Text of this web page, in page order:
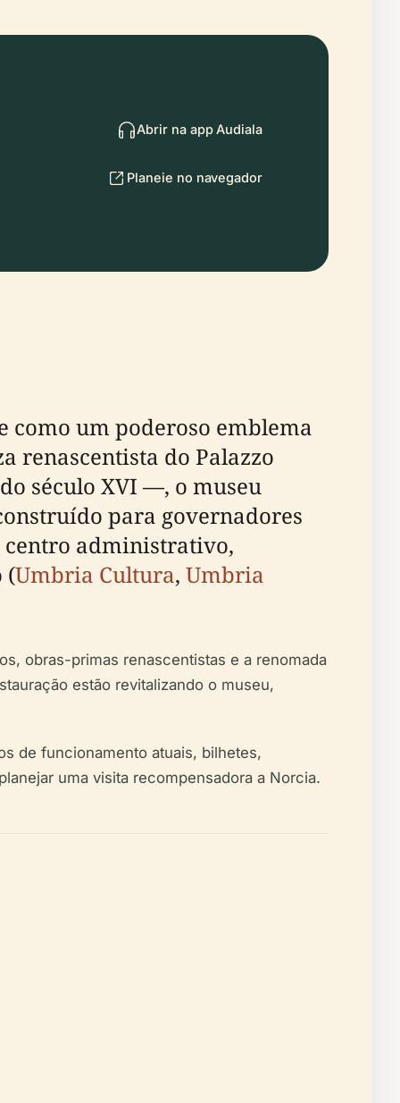
Abrir na app Audiala
Planeie no navegador
como um poderoso emblema
renascentista do Palazzo
século XVI —, o museu
para governadores
centro administrativo,
(Umbria Cultura, Umbria
obras-primas renascentistas e a renomada
estão revitalizando o museu,
de funcionamento atuais, bilhetes,
uma visita recompensadora a Norcia.